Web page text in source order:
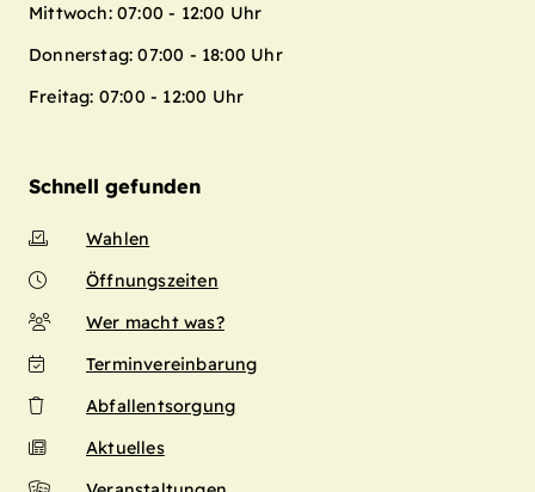
Mittwoch: 07:00 - 12:00 Uhr
Donnerstag: 07:00 - 18:00 Uhr
Freitag: 07:00 - 12:00 Uhr
Schnell gefunden
Wahlen
Öffnungszeiten
Wer macht was?
Terminvereinbarung
Abfallentsorgung
Aktuelles